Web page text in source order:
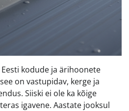
kodude ja ärihoonete
on vastupidav, kerge ja
Siiski ei ole ka kõige
igavene. Aastate jooksul